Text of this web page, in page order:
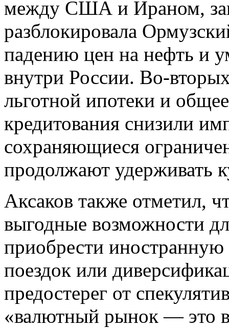
между США и Ираном,
разблокировала
падению цен на нефть и
внутри России. Во-
льготной ипотеки и
кредитования снизили
сохраняющиеся
продолжают удерживать
Аксаков также отметил,
выгодные возможности
приобрести
поездок или
предостерег от
«валютный рынок — это